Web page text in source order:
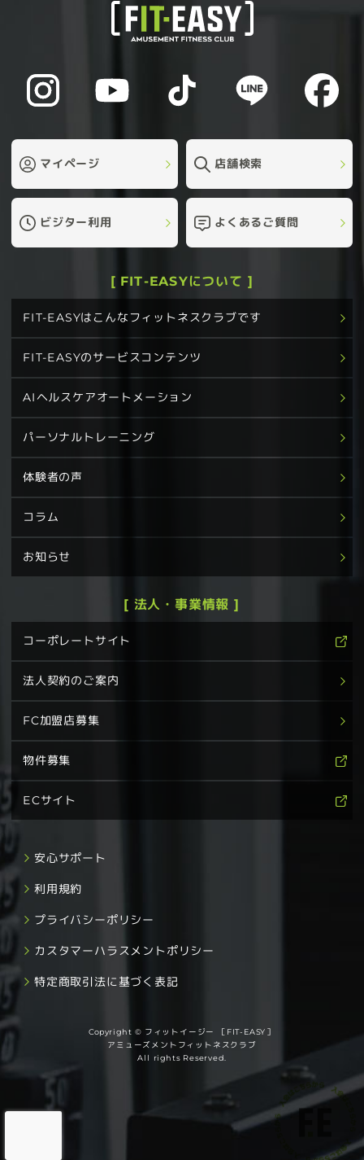
マイページ 店舗検索
ビジター利用 よくあるご質問
[ FIT-EASYについて ]
FIT-EASYはこんなフィットネスクラブです
FIT-EASYのサービスコンテンツ
AIヘルスケアオートメーション
パーソナルトレーニング
体験者の声
コラム
お知らせ
[ 法人・事業情報 ]
コーポレートサイト
法人契約のご案内
FC加盟店募集
物件募集
ECサイト
安心サポート
利用規約
プライバシーポリシー
カスタマーハラスメントポリシー
特定商取引法に基づく表記
Copyright © フィットイージー ［FIT-EASY］
アミューズメントフィットネスクラブ
All rights Reserved.